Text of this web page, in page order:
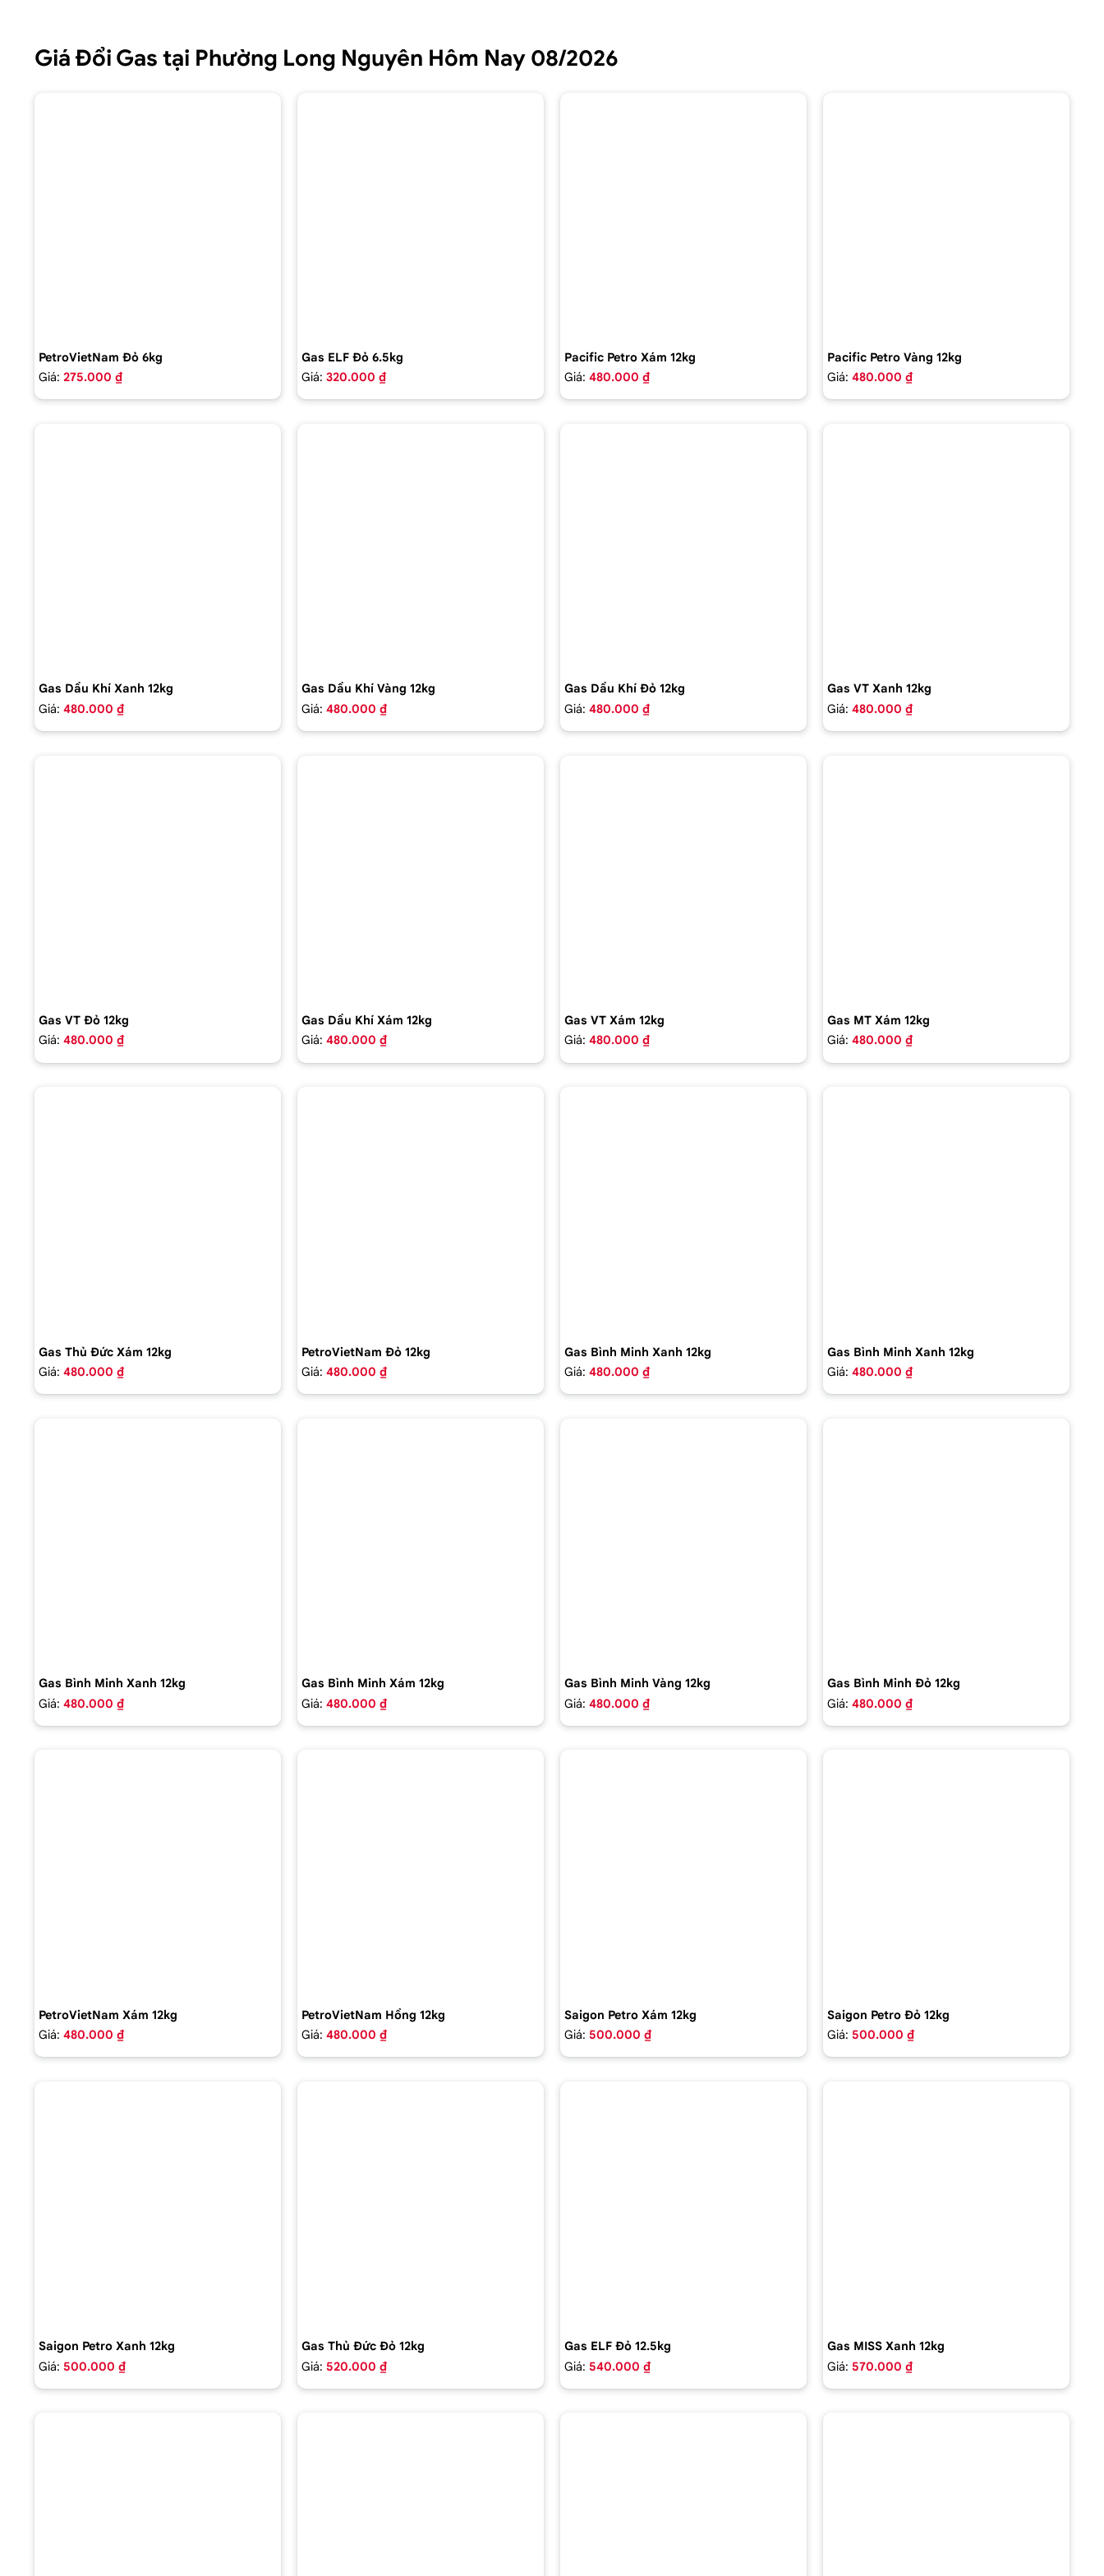
Giá Đổi Gas tại Phường Long Nguyên Hôm Nay 08/2026
PetroVietNam Đỏ 6kg
Giá: 275.000 ₫
Gas ELF Đỏ 6.5kg
Giá: 320.000 ₫
Pacific Petro Xám 12kg
Giá: 480.000 ₫
Pacific Petro Vàng 12kg
Giá: 480.000 ₫
Gas Dầu Khí Xanh 12kg
Giá: 480.000 ₫
Gas Dầu Khí Vàng 12kg
Giá: 480.000 ₫
Gas Dầu Khí Đỏ 12kg
Giá: 480.000 ₫
Gas VT Xanh 12kg
Giá: 480.000 ₫
Gas VT Đỏ 12kg
Giá: 480.000 ₫
Gas Dầu Khí Xám 12kg
Giá: 480.000 ₫
Gas VT Xám 12kg
Giá: 480.000 ₫
Gas MT Xám 12kg
Giá: 480.000 ₫
Gas Thủ Đức Xám 12kg
Giá: 480.000 ₫
PetroVietNam Đỏ 12kg
Giá: 480.000 ₫
Gas Bình Minh Xanh 12kg
Giá: 480.000 ₫
Gas Bình Minh Xanh 12kg
Giá: 480.000 ₫
Gas Bình Minh Xanh 12kg
Giá: 480.000 ₫
Gas Bình Minh Xám 12kg
Giá: 480.000 ₫
Gas Bình Minh Vàng 12kg
Giá: 480.000 ₫
Gas Bình Minh Đỏ 12kg
Giá: 480.000 ₫
PetroVietNam Xám 12kg
Giá: 480.000 ₫
PetroVietNam Hồng 12kg
Giá: 480.000 ₫
Saigon Petro Xám 12kg
Giá: 500.000 ₫
Saigon Petro Đỏ 12kg
Giá: 500.000 ₫
Saigon Petro Xanh 12kg
Giá: 500.000 ₫
Gas Thủ Đức Đỏ 12kg
Giá: 520.000 ₫
Gas ELF Đỏ 12.5kg
Giá: 540.000 ₫
Gas MISS Xanh 12kg
Giá: 570.000 ₫